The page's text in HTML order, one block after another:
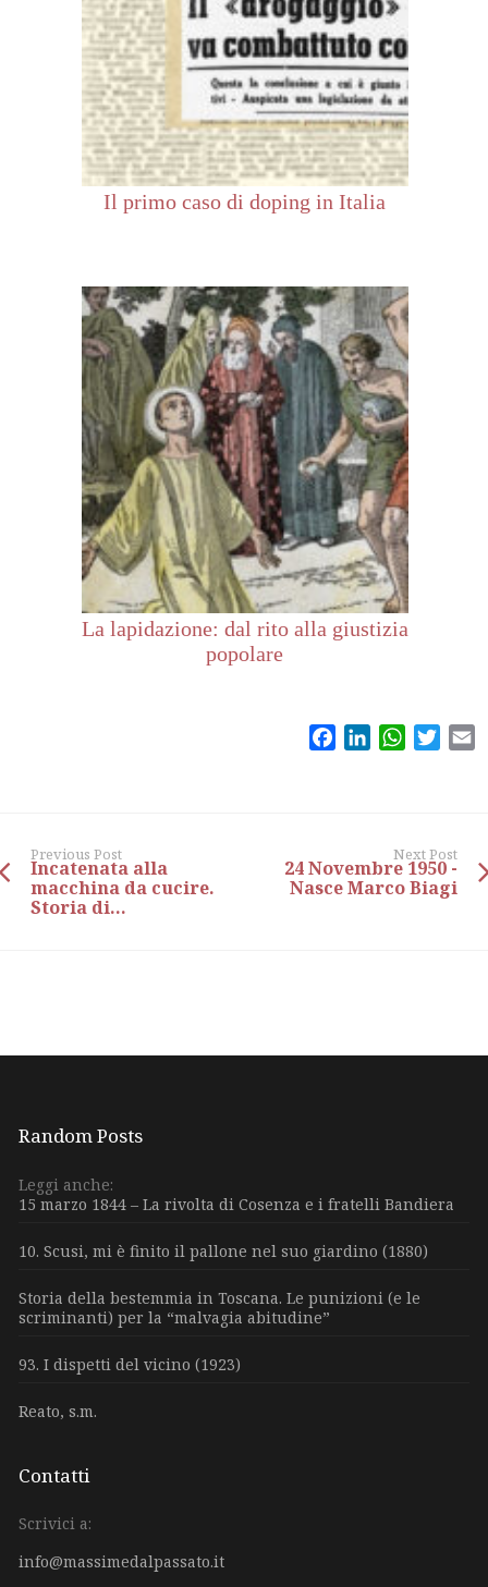
Il primo caso di doping in Italia
La lapidazione: dal rito alla giustizia
popolare
FacebookLinkedIn
Previous Post
Incatenata alla
macchina da cucire.
Storia di...
Next Post
24 Novembre 1950 -
Nasce Marco Biagi
Random Posts
Leggi anche:
15 marzo 1844 – La rivolta di Cosenza e i fratelli Bandiera
10. Scusi, mi è finito il pallone nel suo giardino (1880)
Storia della bestemmia in Toscana. Le punizioni (e le
scriminanti) per la “malvagia abitudine”
93. I dispetti del vicino (1923)
Reato, s.m.
Contatti
Scrivici a:
info@massimedalpassato.it